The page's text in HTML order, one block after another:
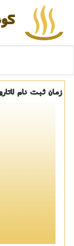
زمان ثبت نام